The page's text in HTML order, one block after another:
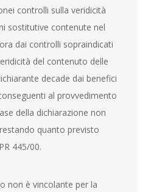
controlli sulla veridicità
sostitutive contenute nel
dai controlli sopraindicati
del contenuto delle
decade dai benefici
al provvedimento
della dichiarazione non
quanto previsto
445/00.
non è vincolante per la